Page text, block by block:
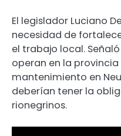
El legislador Luciano
necesidad de
el trabajo local.
operan en la
mantenimiento en
deberían tener la
rionegrinos.